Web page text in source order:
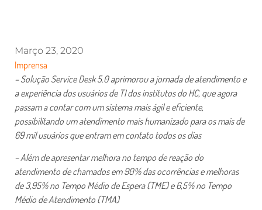
Março 23, 2020
Imprensa
– Solução Service Desk 5.0 aprimorou a jornada de atendimento e
a experiência dos usuários de TI dos institutos do HC, que agora
passam a contar com um sistema mais ágil e eficiente,
possibilitando um atendimento mais humanizado para os mais de
69 mil usuários que entram em contato todos os dias
– Além de apresentar melhora no tempo de reação do
atendimento de chamados em 90% das ocorrências e melhoras
de 3,95% no Tempo Médio de Espera (TME) e 6,5% no Tempo
Médio de Atendimento (TMA)